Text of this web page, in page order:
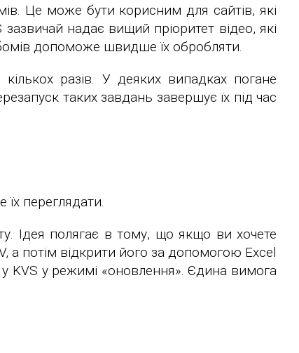
Це може бути корисним для сайтів, які
надає вищий пріоритет відео, які
допоможе швидше їх обробляти.
разів. У деяких випадках погане
таких завдань завершує їх під час
переглядати.
Ідея полягає в тому, що якщо ви хочете
а потім відкрити його за допомогою Excel
KVS у режимі «оновлення». Єдина вимога